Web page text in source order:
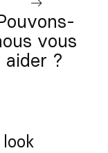
vous
aider ?